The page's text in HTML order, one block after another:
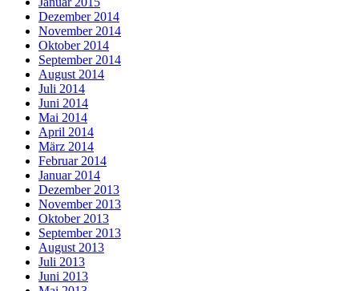
Dezember 2014
November 2014
Oktober 2014
September 2014
August 2014
Juli 2014
Juni 2014
Mai 2014
April 2014
März 2014
Februar 2014
Januar 2014
Dezember 2013
November 2013
Oktober 2013
September 2013
August 2013
Juli 2013
Juni 2013